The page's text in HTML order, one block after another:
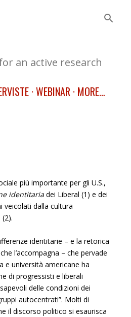
an active research
WEBINAR MORE…
più importante per gli U.S.,
identitaria dei Liberal (1) e dei
veicolati dalla cultura
identitarie – e la retorica
l’accompagna – che pervade
e università americane ha
di progressisti e liberali
delle condizioni dei
autocentrati”. Molti di
il discorso politico si esaurisca